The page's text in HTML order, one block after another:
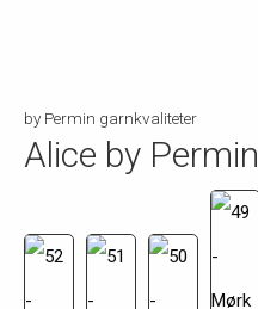
by Permin garnkvaliteter
Alice by Permin